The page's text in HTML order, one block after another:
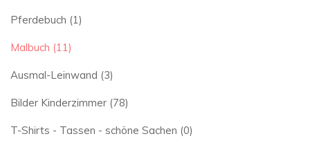
Pferdebuch (1)
Malbuch (11)
Ausmal-Leinwand (3)
Bilder Kinderzimmer (78)
T-Shirts - Tassen - schöne Sachen (0)